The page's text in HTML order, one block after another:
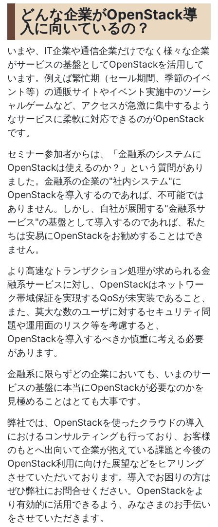
どんな企業がOpenStack導
入に向いているの？
いまや、IT企業や通信企業だけでなく様々な企業
がサービスの基盤としてOpenStackを活用して
います。例えば繁忙期（セール期間、季節のイベ
ント等）の通販サイトやイベント実施中のソーシ
ャルゲームなど、アクセスが急激に集中するよう
なサービスに柔軟に対応できるのがOpenStack
です。
セミナー参加者からは、「金融系のシステムに
OpenStackは使えるのか？」という質問があり
ました。金融系の企業の"社内システム"に
OpenStackを導入するのであれば、不可能では
ありません。しかし、自社が展開する"金融系サ
ービス"の基盤として導入するのであれば、私た
ちは安易にOpenStackをお勧めすることはでき
ません。
より高速なトランザクション処理が求められる金
融系サービスに対し、OpenStackはネットワー
ク帯域保証を実現するQoSが未実装であること、
また、莫大な数のユーザに対するセキュリティ問
題や運用面のリスク等を考慮すると、
OpenStackを導入するべきか慎重に考える必要
があります。
金融系に限らずどの企業においても、いまのサー
ビスの基盤に本当にOpenStackが必要なのかを
見極めることはとても大事です。
弊社では、OpenStackを使ったクラウドの導入
におけるコンサルティングも行っており、お客様
のもとへ出向いて企業が抱えている課題と今後の
OpenStack利用に向けた展望などをヒアリング
させていただいております。導入でお困りの方は
ぜひ弊社にお問合せください。OpenStackをよ
り有効的に活用できるよう、みなさまのお手伝い
をさせていただきます。